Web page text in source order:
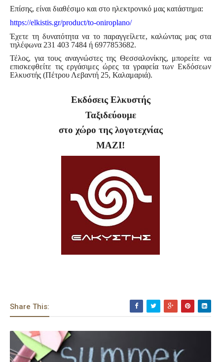
Επίσης, είναι διαθέσιμο και στο ηλεκτρονικό μας κατάστημα:
https://elkistis.gr/product/to-oniroplano/
Έχετε τη δυνατότητα να το παραγγείλετε, καλώντας μας στα
τηλέφωνα 231 403 7484 ή 6977853682.
Τέλος, για τους αναγνώστες της Θεσσαλονίκης, μπορείτε να
επισκεφθείτε τις εργάσιμες ώρες τα γραφεία των Εκδόσεων
Ελκυστής (Πέτρου Λεβαντή 25, Καλαμαριά).
Εκδόσεις Ελκυστής
Ταξιδεύουμε
στο χώρο της λογοτεχνίας
ΜΑΖΙ!
Share This: